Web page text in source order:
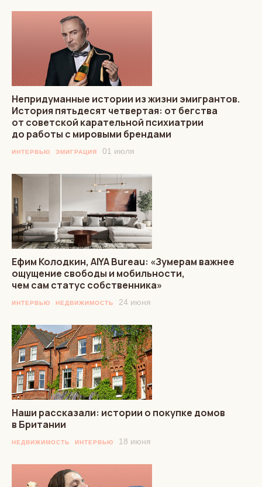
Непридуманные истории из жизни эмигрантов.
История пятьдесят четвертая: от бегства
от советской карательной психиатрии
до работы с мировыми брендами
ИНТЕРВЬЮ ЭМИГРАЦИЯ 01 июля
Ефим Колодкин, AIYA Bureau: «Зумерам важнее
ощущение свободы и мобильности,
чем сам статус собственника»
ИНТЕРВЬЮ НЕДВИЖИМОСТЬ 24 июня
Наши рассказали: истории о покупке домов
в Британии
НЕДВИЖИМОСТЬ ИНТЕРВЬЮ 18 июня